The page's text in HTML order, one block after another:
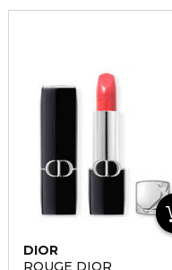
DIOR
ROUGE DIOR